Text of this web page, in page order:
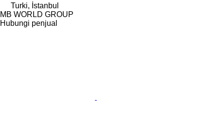
Turki, İstanbul
MB WORLD GROUP
Hubungi penjual